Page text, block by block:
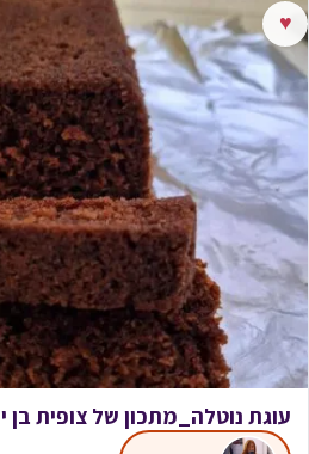
♥
עוגת נוטלה_מתכון של צופית